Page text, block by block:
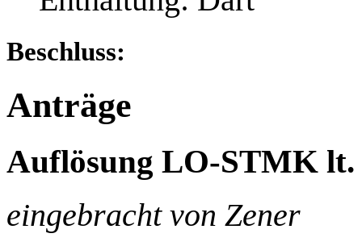
Beschluss:
Anträge
Auflösung LO-STMK lt.
eingebracht von Zener